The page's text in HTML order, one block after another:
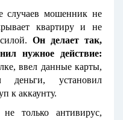
случаев мошенник не
квартиру и не
Он делает так,
нужное действие:
ввел данные карты,
деньги, установил
к аккаунту.
только антивирус,